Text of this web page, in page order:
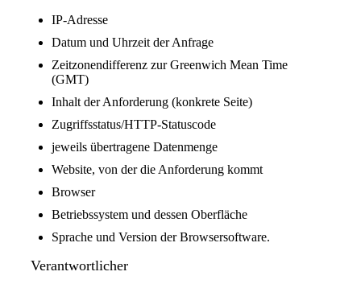
IP-Adresse
Datum und Uhrzeit der Anfrage
Zeitzonendifferenz zur Greenwich Mean Time
(GMT)
Inhalt der Anforderung (konkrete Seite)
Zugriffsstatus/HTTP-Statuscode
jeweils übertragene Datenmenge
Website, von der die Anforderung kommt
Browser
Betriebssystem und dessen Oberfläche
Sprache und Version der Browsersoftware.
Verantwortlicher